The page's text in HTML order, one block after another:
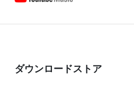
ダウンロードストア